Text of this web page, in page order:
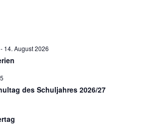
- 14. August 2026
des Schuljahres 2026/27